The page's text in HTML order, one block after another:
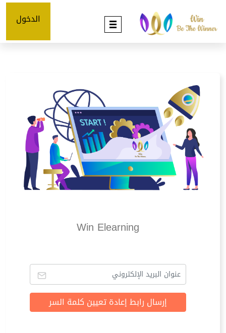
الدخول
Win Elearning
إرسال رابط إعادة تعيين كلمة السر